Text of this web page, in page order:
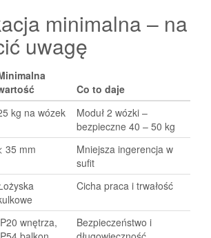
minimalna – na
uwagę
Co to daje
kg na wózek
Moduł 2 wózki –
bezpieczne 40 – 50 kg
35 mm
Mniejsza ingerencja w
sufit
Cicha praca i trwałość
wnętrza,
Bezpieczeństwo i